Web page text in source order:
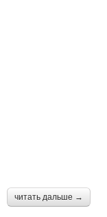
читать дальше →